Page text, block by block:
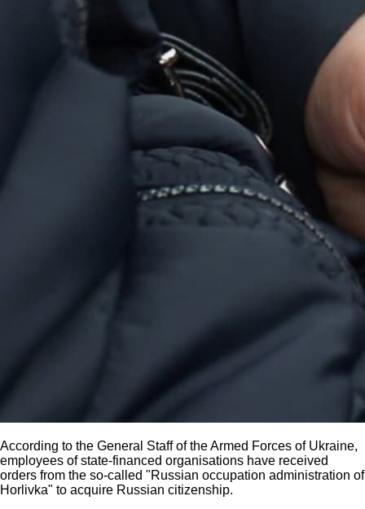
According to the General Staff of the Armed Forces of Ukraine,
employees of state-financed organisations have received
orders from the so-called "Russian occupation administration of
Horlivka" to acquire Russian citizenship.